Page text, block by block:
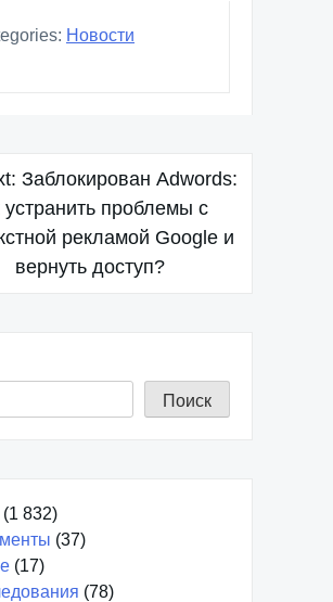
Новости
Заблокирован Adwords:
устранить проблемы с
рекламой Google и
вернуть доступ?
Поиск
(1 832)
(37)
(17)
(78)